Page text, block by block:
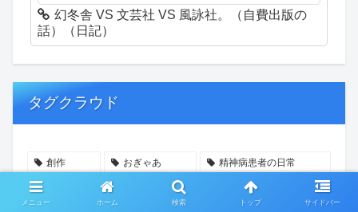
幻冬舎 VS 文芸社 VS 風詠社。（自費出版の
話）（日記）
タグクラウド
創作 おぎゃあ 精神病患者の日常
ちょっと頭冷やそうか 一回休み ついカッとなった
メニュー ホーム 検索 トップ サイドバー